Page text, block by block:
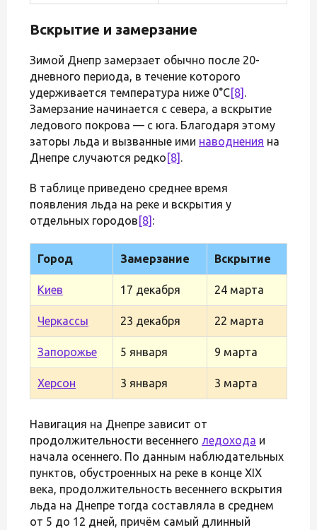
Вскрытие и замерзание
Зимой Днепр замерзает обычно после 20-
дневного периода, в течение которого
удерживается температура ниже 0°С[8] .
Замерзание начинается с севера, а вскрытие
ледового покрова — с юга. Благодаря этому
заторы льда и вызванные ими наводнения на
Днепре случаются редко [8] .
В таблице приведено среднее время
появления льда на реке и вскрытия у
отдельных городов [8] :
Город Замерзание Вскрытие
Киев 17 декабря 24 марта
Черкассы 23 декабря 22 марта
Запорожье 5 января 9 марта
Херсон 3 января 3 марта
Навигация на Днепре зависит от
продолжительности весеннего ледохода и
начала осеннего. По данным наблюдательных
пунктов, обустроенных на реке в конце XIX
века, продолжительность весеннего вскрытия
льда на Днепре тогда составляла в среднем
от 5 до 12 дней, причём самый длинный